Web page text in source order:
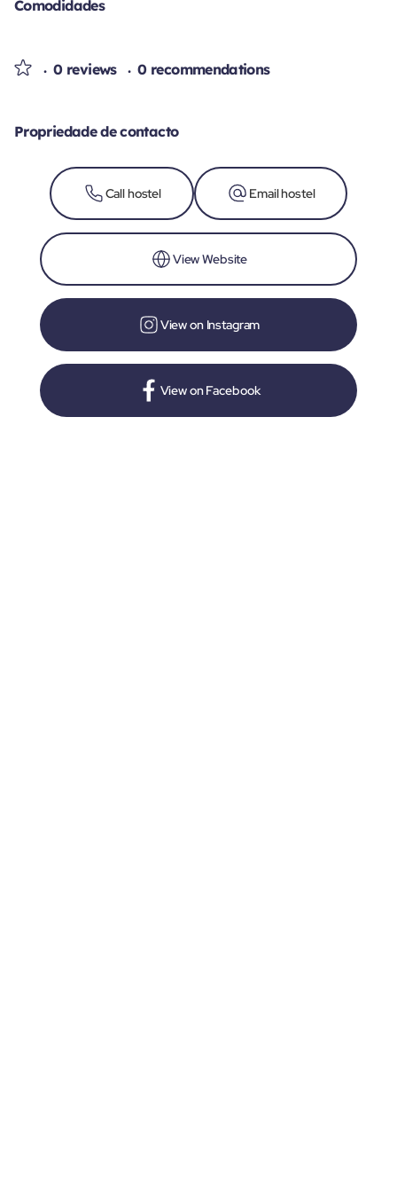
Comodidades
0 reviews 0 recommendations
Propriedade de contacto
Call hostel Email hostel
View Website
View on Instagram
View on Facebook